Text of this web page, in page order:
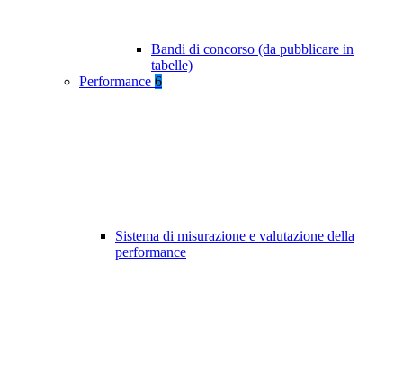
Bandi di concorso (da pubblicare in
tabelle)
Performance 6
Sistema di misurazione e valutazione della
performance